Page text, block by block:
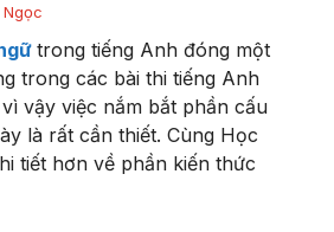
Ngọc
trong tiếng Anh đóng một
trong các bài thi tiếng Anh
vậy việc nắm bắt phần cấu
là rất cần thiết. Cùng Học
tiết hơn về phần kiến thức